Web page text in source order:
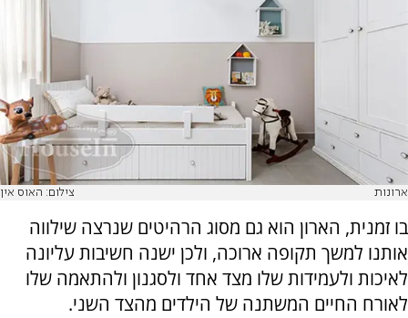
ארונות צילום: האוס אין
בו זמנית, הארון הוא גם מסוג הרהיטים שנרצה שילווה
אותנו למשך תקופה ארוכה, ולכן ישנה חשיבות עליונה
לאיכות ולעמידות שלו מצד אחד ולסגנון ולהתאמה שלו
לאורח החיים המשתנה של הילדים מהצד השני.